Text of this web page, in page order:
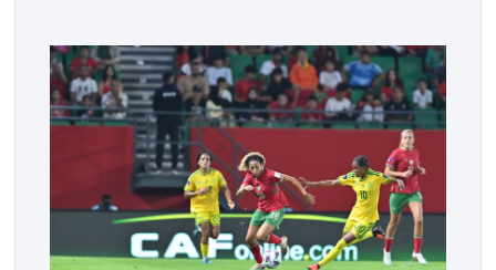
الصحفي ومقتضيات القانون الجنائي، عبر الاستغلال المقيت
لفقر وهشاشة بعض المواطنين وتوظيف انفعالاتهم
لخدمة أجندات التهييج وضرر استقرار الوطن. وجاء بوح “أبو
وائل الريفي” هذا الأحد ليؤكد حقيقة هذه […]